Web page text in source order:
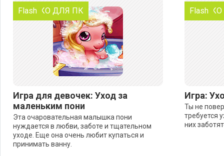
ТОЛЬКО ДЛЯ ПК
Flash
Игра для девочек: Уход за
маленьким пони
Эта очаровательная малышка пони
нуждается в любви, заботе и тщательном
уходе. Еще она очень любит купаться и
принимать ванну.
Flash
Игра:
Ты не
требуется
них